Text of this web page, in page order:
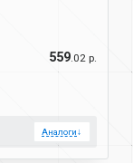
559.02 р.
Аналоги↓